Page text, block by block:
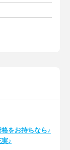
格をお持ちなら♪
♪